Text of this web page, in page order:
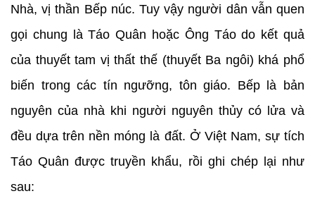
Nhà, vị thần Bếp núc. Tuy vậy người dân vẫn quen
gọi chung là Táo Quân hoặc Ông Táo do kết quả
của thuyết tam vị thất thế (thuyết Ba ngôi) khá phổ
biến trong các tín ngưỡng, tôn giáo. Bếp là bản
nguyên của nhà khi người nguyên thủy có lửa và
đều dựa trên nền móng là đất. Ở Việt Nam, sự tích
Táo Quân được truyền khẩu, rồi ghi chép lại như
sau: